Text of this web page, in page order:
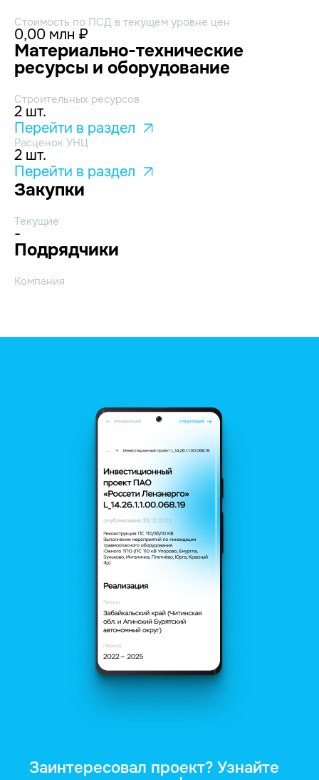
Стоимость по ПСД в текущем уровне цен
0,00 млн ₽
Материально-технические
ресурсы и оборудование
Строительных ресурсов
2 шт.
Перейти в раздел
Расценок УНЦ
2 шт.
Перейти в раздел
Закупки
Текущие
-
Подрядчики
Компания
Заинтересовал проект? Узнайте